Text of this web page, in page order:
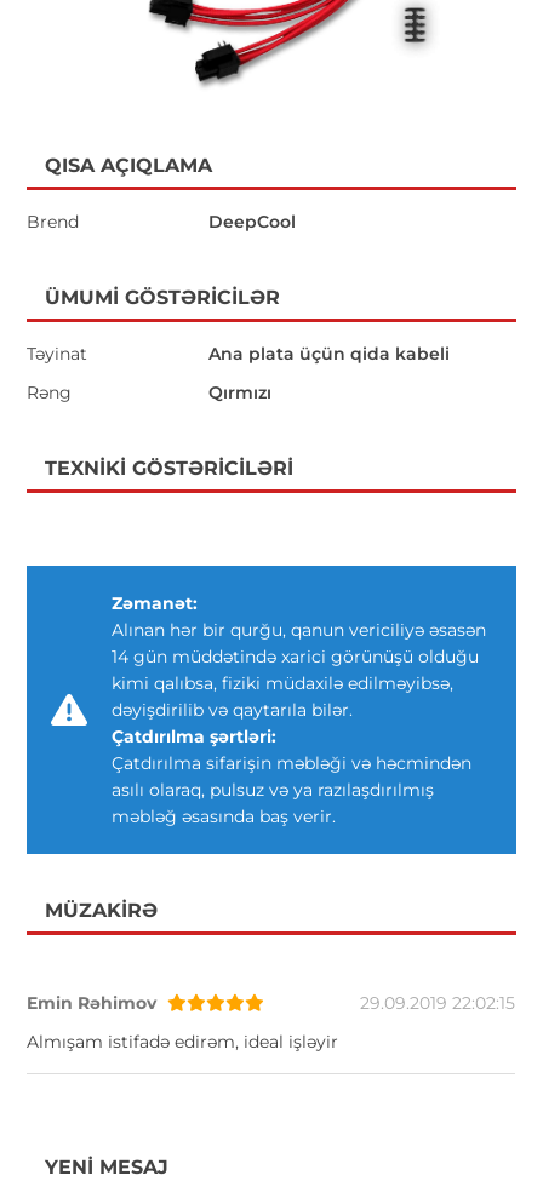
QISA AÇIQLAMA
Brend DeepCool
ÜMUMI GÖSTƏRICILƏR
Təyinat
Ana plata üçün qida kabeli
Rəng
Qırmızı
TEXNIKI GÖSTƏRICILƏRI
Zəmanət:
Alınan hər bir qurğu, qanun vericiliyə əsasən
14 gün müddətində xarici görünüşü olduğu
kimi qalıbsa, fiziki müdaxilə edilməyibsə,
dəyişdirilib və qaytarıla bilər.
Çatdırılma şərtləri:
Çatdırılma sifarişin məbləği və həcmindən
asılı olaraq, pulsuz və ya razılaşdırılmış
məbləğ əsasında baş verir.
MÜZAKIRƏ
Emin Rəhimov
29.09.2019 22:02:15
Almışam istifadə edirəm, ideal işləyir
YENI MESAJ